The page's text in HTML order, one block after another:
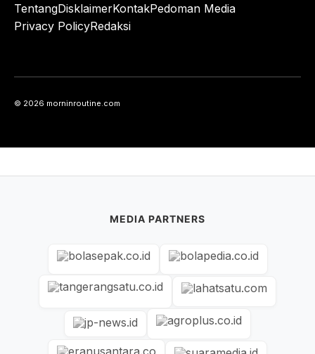
TentangDisklaimerKontakPedoman Media
Privacy PolicyRedaksi
© 2026 morninroutine.com
MEDIA PARTNERS